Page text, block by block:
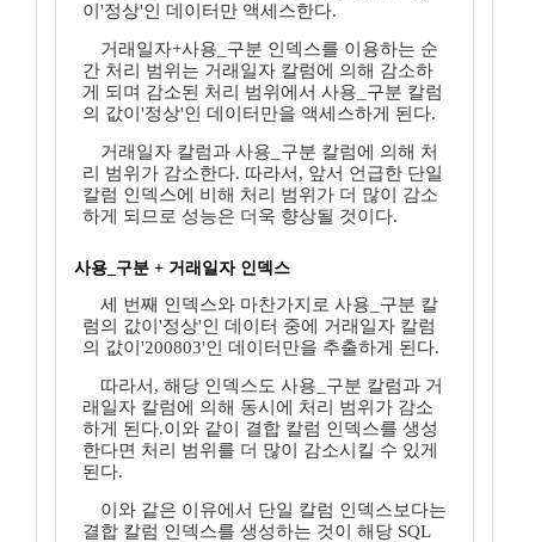
이'정상'인 데이터만 액세스한다.
거래일자+사용_구분 인덱스를 이용하는 순
간 처리 범위는 거래일자 칼럼에 의해 감소하
게 되며 감소된 처리 범위에서 사용_구분 칼럼
의 값이'정상'인 데이터만을 액세스하게 된다.
거래일자 칼럼과 사용_구분 칼럼에 의해 처
리 범위가 감소한다. 따라서, 앞서 언급한 단일
칼럼 인덱스에 비해 처리 범위가 더 많이 감소
하게 되므로 성능은 더욱 향상될 것이다.
사용_구분 + 거래일자 인덱스
세 번째 인덱스와 마찬가지로 사용_구분 칼
럼의 값이'정상'인 데이터 중에 거래일자 칼럼
의 값이'200803'인 데이터만을 추출하게 된다.
따라서, 해당 인덱스도 사용_구분 칼럼과 거
래일자 칼럼에 의해 동시에 처리 범위가 감소
하게 된다.이와 같이 결합 칼럼 인덱스를 생성
한다면 처리 범위를 더 많이 감소시킬 수 있게
된다.
이와 같은 이유에서 단일 칼럼 인덱스보다는
결합 칼럼 인덱스를 생성하는 것이 해당 SQL